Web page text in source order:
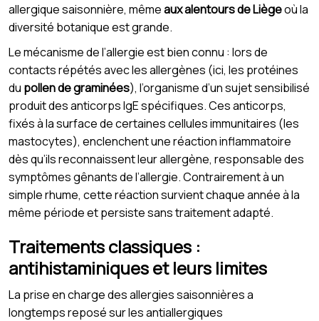
allergique saisonnière, mêmeaux alentours de Liègeoù la
diversité botanique est grande.
Le mécanisme de l’allergie est bien connu : lors de
contacts répétés avec les allergènes (ici, les protéines
du pollen de graminées), l’organisme d’un sujet sensibilisé
produit des anticorps IgE spécifiques. Ces anticorps,
fixés à la surface de certaines cellules immunitaires (les
mastocytes), enclenchent une réaction inflammatoire
dès qu’ils reconnaissent leur allergène, responsable des
symptômes gênants de l’allergie. Contrairement à un
simple rhume, cette réaction survient chaque année à la
même période et persiste sans traitement adapté.
Traitements classiques :
antihistaminiques et leurs limites
La prise en charge des allergies saisonnières a
longtemps reposé sur les antiallergiques